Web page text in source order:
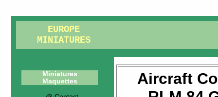
EUROPE
MINIATURES
Miniatures
Maquettes
Aircraft